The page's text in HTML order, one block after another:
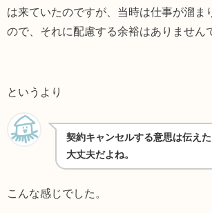
は来ていたのですが、当時は仕事が溜ま
ので、それに配慮する余裕はありません
というより
契約キャンセルする意思は伝えた
大丈夫だよね。
こんな感じでした。